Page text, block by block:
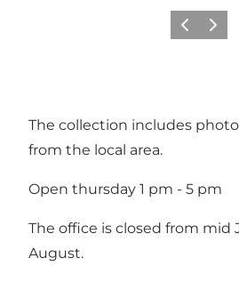
Vorige
The collection includes
from the local area.
Open thursday 1 pm - 5 pm
The office is closed from mid
August.